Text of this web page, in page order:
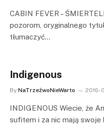
CABIN FEVER –
pozorom, oryginalnego
tłumaczyć…
Indigenous
By NaTrzeźwoNieWarto 2016-
INDIGENOUS Wiecie, że
sufitem i za nic mają